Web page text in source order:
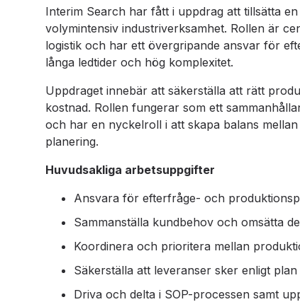
Interim Search har fått i uppdrag att tillsätta
volymintensiv industriverksamhet. Rollen är
logistik och har ett övergripande ansvar för
långa ledtider och hög komplexitet.
Uppdraget innebär att säkerställa att rätt
kostnad. Rollen fungerar som ett
och har en nyckelroll i att skapa balans
planering.
Huvudsakliga arbetsuppgifter
Ansvara för efterfråge- och
Sammanställa kundbehov och omsätta
Koordinera och prioritera mellan
Säkerställa att leveranser sker enligt
Driva och delta i SOP-processen samt